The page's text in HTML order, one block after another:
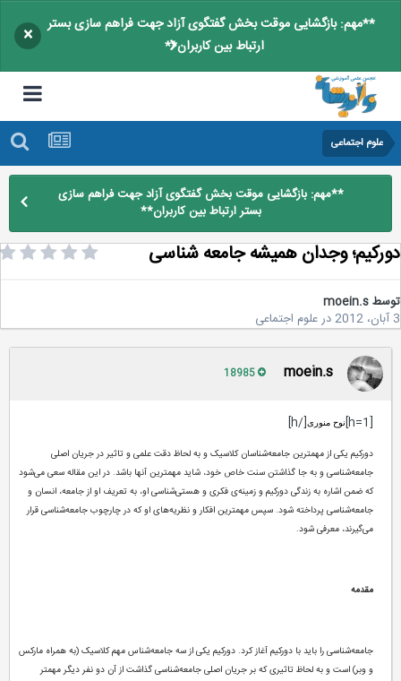
**مهم: بازگشایی موقت بخش گفتگوی آزاد جهت فراهم سازی بستر
ارتباط بین کاربران**
×
علوم اجتماعی
**مهم: بازگشایی موقت بخش گفتگوی آزاد جهت فراهم سازی
بستر ارتباط بین کاربران**
وجدان همیشه جامعه شناسی
moein.s
درعلوم اجتماعی
moein.s
نوح منوری[/h]
دورکیم یکی از مهمترین جامعه‌شناسان کلاسیک و به لحاظ دقت علمی و تاثیر در جریان اصلی
جامعه‌شناسی و به جا گذاشتن سنت خاص خود، شاید مهمترین آنها باشد. در این مقاله سعی می‌شود
که ضمن اشاره به زندگی دورکیم و زمینه‌ی فکری و هستی‌شناسی او، به تعریف او از جامعه، انسان و
جامعه‌شناسی پرداخته شود. سپس مهمترین افکار و نظریه‌های او که در چارچوب جامعه‌شناسی قرار
می‌گیرند، معرفی شود.
مقدمه
جامعه‌شناسی را باید با دورکیم آغاز کرد. دورکیم یکی از سه جامعه‌شناس مهم کلاسیک (به همراه مارکس
و وبر) است و به لحاظ تاثیری که بر جریان اصلی جامعه‌شناسی گذاشت از آن دو نفر دیگر مهمتر